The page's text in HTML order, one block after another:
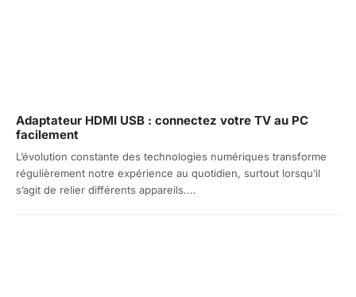
Adaptateur HDMI USB : connectez votre TV au PC
facilement
L’évolution constante des technologies numériques transforme
régulièrement notre expérience au quotidien, surtout lorsqu’il
s’agit de relier différents appareils....